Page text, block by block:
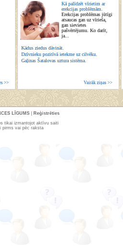
>>
Kā palīdzēt vīrietim ar
erekcijas problēmām.
Erekcijas problēmas jūtīgi
atsaucas gan uz vīrieša,
gan sievietes
pašvērtējumu. Ko darīt,
ja...
Kādus ziedus dāvināt.
Dzīvnieku pozitīvā ietekme uz cilvēku.
Gaļinas Šatalovas uztura sistēma.
Vairāk ziņas >>
LĪGUMS
Reģistrēties
tikai izmantojot aktīvu saiti
pirms vai pēc raksta